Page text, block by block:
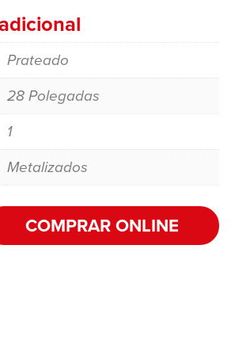
Prateado
28 Polegadas
1
Metalizados
COMPRAR ONLINE